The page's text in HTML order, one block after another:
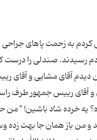
به زحمت پاهای جراحی
رسیدند. صندلی را درست
دیدم آقای مشایی و آقای
و آقای رییس جمهور طرف
یه خرده شاد باشین! " من
و من باز همان جا بهت